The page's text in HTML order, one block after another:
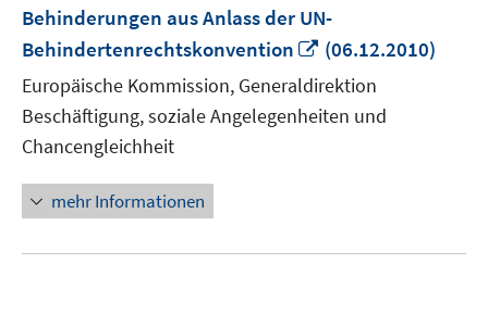
Behinderungen aus Anlass der UN-
Behindertenrechtskonvention
In
neuem
Fenster
öffnen
(06.12.2010)
Europäische Kommission, Generaldirektion
Beschäftigung, soziale Angelegenheiten und
Chancengleichheit
mehr Informationen